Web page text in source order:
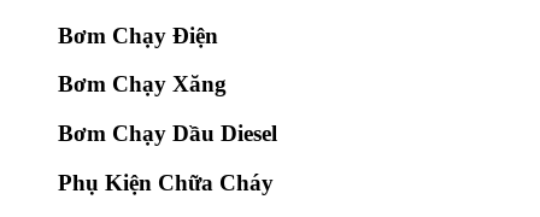
Bơm Chạy Điện
Bơm Chạy Xăng
Bơm Chạy Dầu Diesel
Phụ Kiện Chữa Cháy